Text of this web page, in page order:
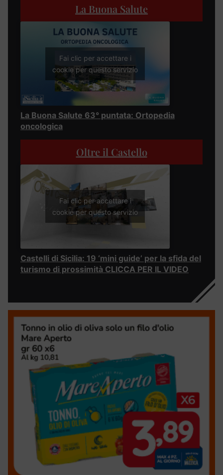
La Buona Salute
Fai clic per accettare i
cookie per questo servizio
La Buona Salute 63° puntata: Ortopedia
oncologica
Oltre il Castello
Fai clic per accettare i
cookie per questo servizio
Castelli di Sicilia: 19 ‘mini guide’ per la sfida del
turismo di prossimità CLICCA PER IL VIDEO